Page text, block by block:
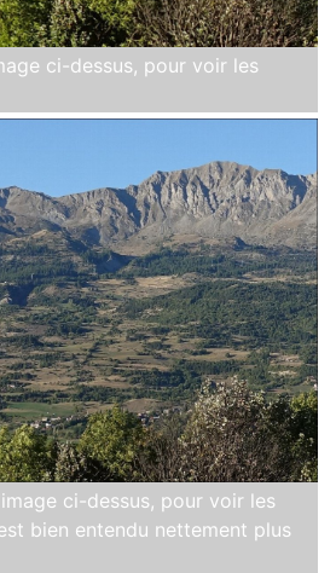
ci-dessus, pour voir les
ci-dessus, pour voir les
bien entendu nettement plus